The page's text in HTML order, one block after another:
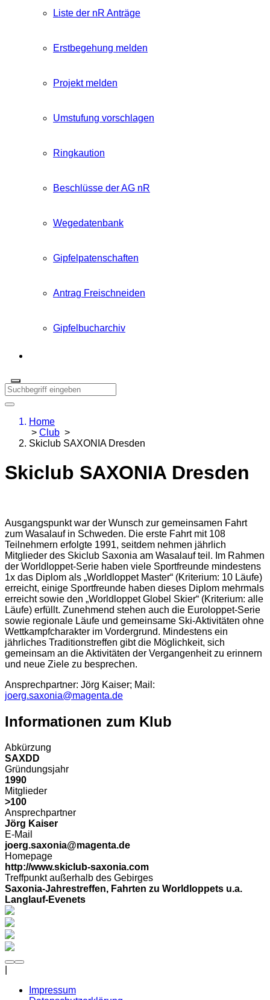
Liste der nR Anträge
Erstbegehung melden
Projekt melden
Umstufung vorschlagen
Ringkaution
Beschlüsse der AG nR
Wegedatenbank
Gipfelpatenschaften
Antrag Freischneiden
Gipfelbucharchiv
Home
> Club >
Skiclub SAXONIA Dresden
Skiclub SAXONIA Dresden
Ausgangspunkt war der Wunsch zur gemeinsamen Fahrt
zum Wasalauf in Schweden. Die erste Fahrt mit 108
Teilnehmern erfolgte 1991, seitdem nehmen jährlich
Mitglieder des Skiclub Saxonia am Wasalauf teil. Im Rahmen
der Worldloppet-Serie haben viele Sportfreunde mindestens
1x das Diplom als „Worldloppet Master“ (Kriterium: 10 Läufe)
erreicht, einige Sportfreunde haben dieses Diplom mehrmals
erreicht sowie den „Worldloppet Globel Skier“ (Kriterium: alle
Läufe) erfüllt. Zunehmend stehen auch die Euroloppet-Serie
sowie regionale Läufe und gemeinsame Ski-Aktivitäten ohne
Wettkampfcharakter im Vordergrund. Mindestens ein
jährliches Traditionstreffen gibt die Möglichkeit, sich
gemeinsam an die Aktivitäten der Vergangenheit zu erinnern
und neue Ziele zu besprechen.
Ansprechpartner: Jörg Kaiser; Mail:
joerg.saxonia@magenta.de
Informationen zum Klub
Abkürzung
SAXDD
Gründungsjahr
1990
Mitglieder
>100
Ansprechpartner
Jörg Kaiser
E-Mail
joerg.saxonia@magenta.de
Homepage
http://www.skiclub-saxonia.com
Treffpunkt außerhalb des Gebirges
Saxonia-Jahrestreffen, Fahrten zu Worldloppets u.a.
Langlauf-Evenets
Impressum